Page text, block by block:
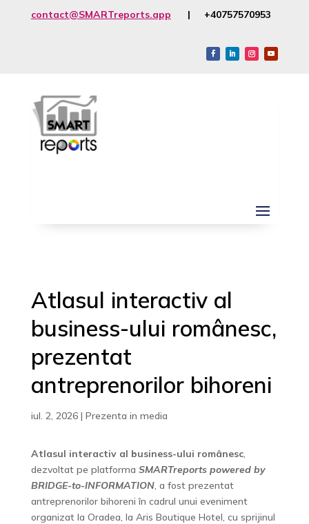
contact@SMARTreports.app | +40757570953
Atlasul interactiv al
business-ului românesc,
prezentat
antreprenorilor bihoreni
iul. 2, 2026| Prezenta in media
Atlasul interactiv al business-ului românesc,
dezvoltat pe platforma SMARTreports powered by
BRIDGE-to-INFORMATION, a fost prezentat
antreprenorilor bihoreni în cadrul unui eveniment
organizat la Oradea, la Aris Boutique Hotel, cu sprijinul